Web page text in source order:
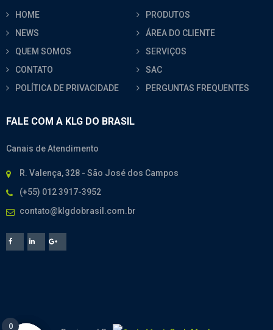
HOME
PRODUTOS
NEWS
ÁREA DO CLIENTE
QUEM SOMOS
SERVIÇOS
CONTATO
SAC
POLÍTICA DE PRIVACIDADE
PERGUNTAS FREQUENTES
FALE COM A KLG DO BRASIL
Canais de Atendimento
R. Valença, 328 - São José dos Campos
(+55) 012 3917-3952
contato@klgdobrasil.com.br
0
0